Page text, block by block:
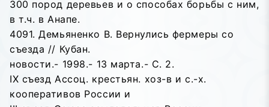
300 пород деревьев и о способах борьбы с ним,
в т.ч. в Анапе.
4091. Демьяненко В. Вернулись фермеры со
съезда // Кубан.
новости.- 1998.- 13 марта.- С. 2.
IХ съезд Ассоц. крестьян. хоз-в и с.-х.
кооперативов России и